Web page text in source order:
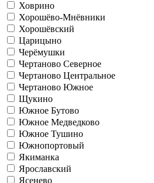
Ховрино
Хорошёво-Мнёвники
Хорошёвский
Царицыно
Черёмушки
Чертаново Северное
Чертаново Центральное
Чертаново Южное
Щукино
Южное Бутово
Южное Медведково
Южное Тушино
Южнопортовый
Якиманка
Ярославский
Ясенево